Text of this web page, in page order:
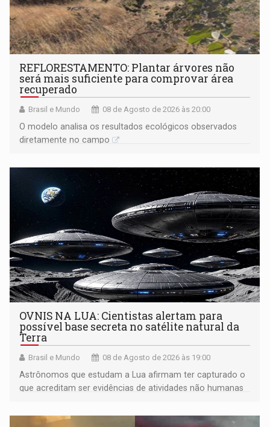
REFLORESTAMENTO: Plantar árvores não
será mais suficiente para comprovar área
recuperado
Brasil e Mundo 08 de Agosto de 2026 às 20:00
O modelo analisa os resultados ecológicos observados
diretamente no campo
OVNIS NA LUA: Cientistas alertam para
possível base secreta no satélite natural da
Terra
Brasil e Mundo 08 de Agosto de 2026 às 19:00
Astrônomos que estudam a Lua afirmam ter capturado o
que acreditam ser evidências de atividades não humanas
órbita